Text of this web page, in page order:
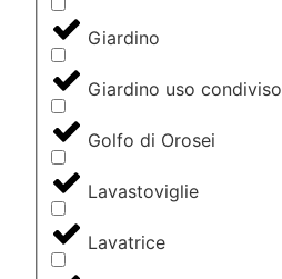
Giardino
Giardino uso condiviso
Golfo di Orosei
Lavastoviglie
Lavatrice